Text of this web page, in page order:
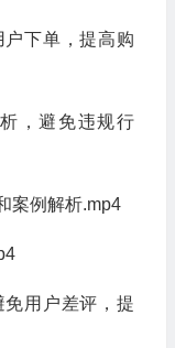
下单，提高购
，避免违规行
案例解析.mp4
用户差评，提